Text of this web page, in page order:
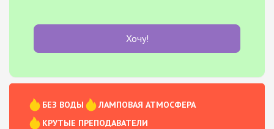
Хочу!
БЕЗ ВОДЫ
ЛАМПОВАЯ АТМОСФЕРА
КРУТЫЕ ПРЕПОДАВАТЕЛИ